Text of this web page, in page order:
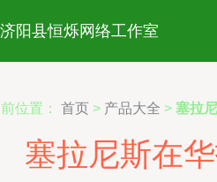
济阳县恒烁网络工作室
位置： 首页 > 产品大全 > 塞拉
塞拉尼斯在